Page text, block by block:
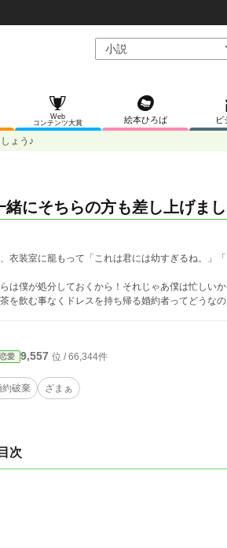
Web
コンテンツ大賞
絵本ひろば ビ
ょう♪
緒にそちらの方も差し上げま
衣装室に籠もって「これは君には幼すぎるね。」
は僕が処分しておくから！それじゃあ僕は忙しいか
を飲む事なくドレスを持ち帰る婚約者ってどうなの
恋愛 9,557 位 / 66,344件
約破棄 ざまぁ
目次